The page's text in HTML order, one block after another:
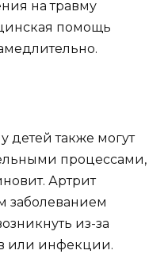
на травму
помощь
детей также могут
процессами,
Артрит
заболеванием
из-за
или инфекции.